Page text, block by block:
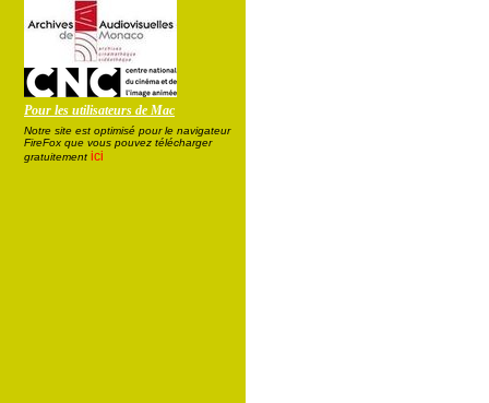
Pour les utilisateurs de Mac
Notre site est optimisé pour le navigateur
FireFox que vous pouvez télécharger
gratuitement ici